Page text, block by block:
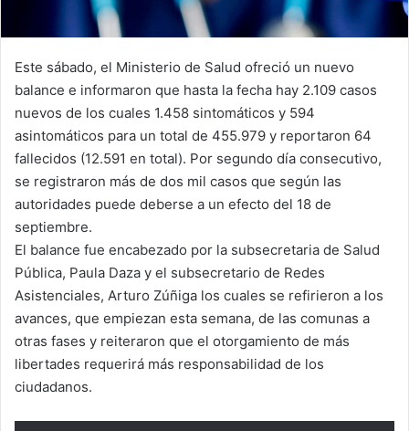
Este sábado, el Ministerio de Salud ofreció un nuevo
balance e informaron que hasta la fecha hay 2.109 casos
nuevos de los cuales 1.458 sintomáticos y 594
asintomáticos para un total de 455.979 y reportaron 64
fallecidos (12.591 en total). Por segundo día consecutivo,
se registraron más de dos mil casos que según las
autoridades puede deberse a un efecto del 18 de
septiembre.
El balance fue encabezado por la subsecretaria de Salud
Pública, Paula Daza y el subsecretario de Redes
Asistenciales, Arturo Zúñiga los cuales se refirieron a los
avances, que empiezan esta semana, de las comunas a
otras fases y reiteraron que el otorgamiento de más
libertades requerirá más responsabilidad de los
ciudadanos.